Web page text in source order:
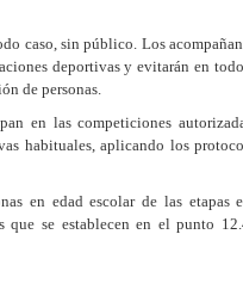
caso, sin público. Los
deportivas y evitarán en
de personas.
en las competiciones
habituales, aplicando los
en edad escolar de las
que se establecen en el punto